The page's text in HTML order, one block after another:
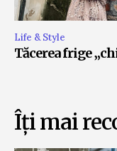
Life & Style
Tăcerea frige
Îți mai